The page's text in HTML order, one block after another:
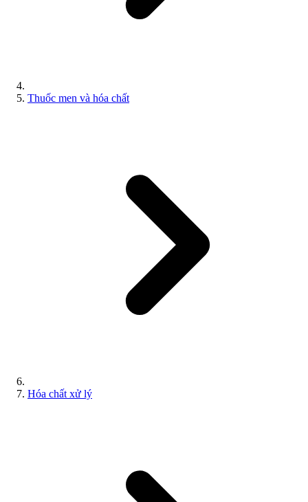
Thuốc men và hóa chất
Hóa chất xử lý